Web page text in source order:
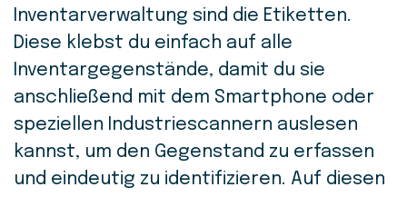
Inventarverwaltung sind die Etiketten.
Diese klebst du einfach auf alle
Inventargegenstände, damit du sie
anschließend mit dem Smartphone oder
speziellen Industriescannern auslesen
kannst, um den Gegenstand zu erfassen
und eindeutig zu identifizieren. Auf diesen